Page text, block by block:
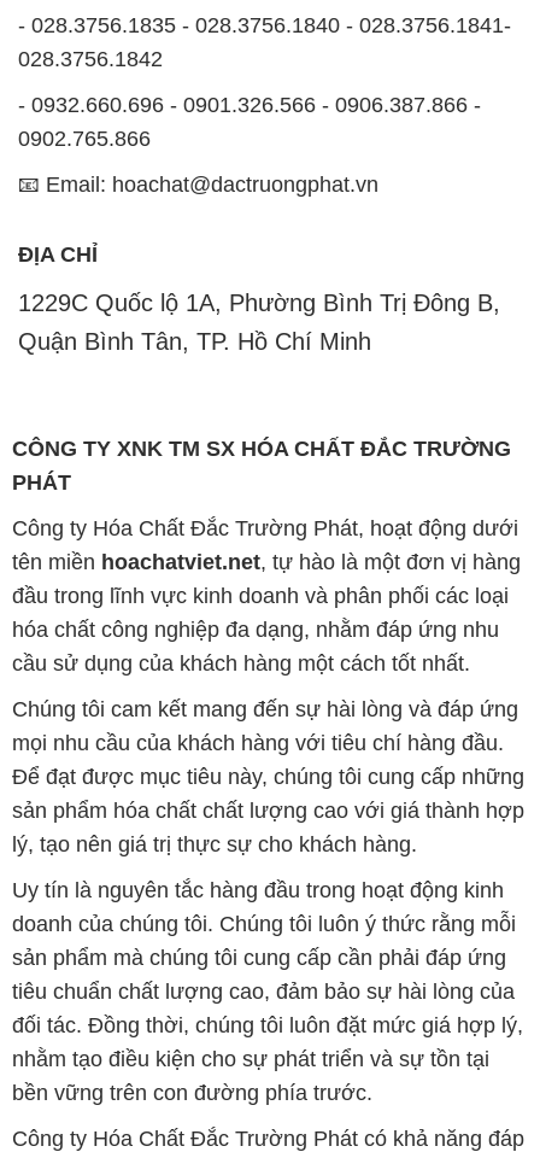
📧 Email: hoachat@dactruongphat.vn
ĐỊA CHỈ
1229C Quốc lộ 1A, Phường Bình Trị Đông B,
Quận Bình Tân, TP. Hồ Chí Minh
CÔNG TY XNK TM SX HÓA CHẤT ĐẮC TRƯỜNG
PHÁT
đầu trong lĩnh vực kinh doanh và phân phối các loại
hóa chất công nghiệp đa dạng, nhằm đáp ứng nhu
cầu sử dụng của khách hàng một cách tốt nhất.
Chúng tôi cam kết mang đến sự hài lòng và đáp ứng
mọi nhu cầu của khách hàng với tiêu chí hàng đầu.
Để đạt được mục tiêu này, chúng tôi cung cấp những
sản phẩm hóa chất chất lượng cao với giá thành hợp
lý, tạo nên giá trị thực sự cho khách hàng.
Uy tín là nguyên tắc hàng đầu trong hoạt động kinh
doanh của chúng tôi. Chúng tôi luôn ý thức rằng mỗi
sản phẩm mà chúng tôi cung cấp cần phải đáp ứng
tiêu chuẩn chất lượng cao, đảm bảo sự hài lòng của
đối tác. Đồng thời, chúng tôi luôn đặt mức giá hợp lý,
nhằm tạo điều kiện cho sự phát triển và sự tồn tại
bền vững trên con đường phía trước.
Công ty Hóa Chất Đắc Trường Phát có khả năng đáp
ứng đa dạng các nhu cầu về hóa chất cho tất cả các
ngành nghề và lĩnh vực sản xuất tại TP. Hồ Chí Minh.
Chúng tôi đặt sứ mệnh cung cấp và phân phối những
sản phẩm hóa chất đáng tin cậy, chất lượng và có giá